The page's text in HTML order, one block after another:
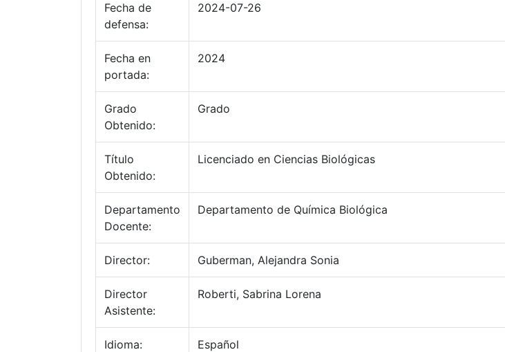
Fecha de
defensa:
2024-07-26
Fecha en
portada:
2024
Grado
Obtenido:
Grado
Título
Obtenido:
Licenciado en Ciencias Biológicas
Departamento
Docente:
Departamento de Química Biológica
Director: Guberman, Alejandra Sonia
Director
Asistente:
Roberti, Sabrina Lorena
Idioma: Español